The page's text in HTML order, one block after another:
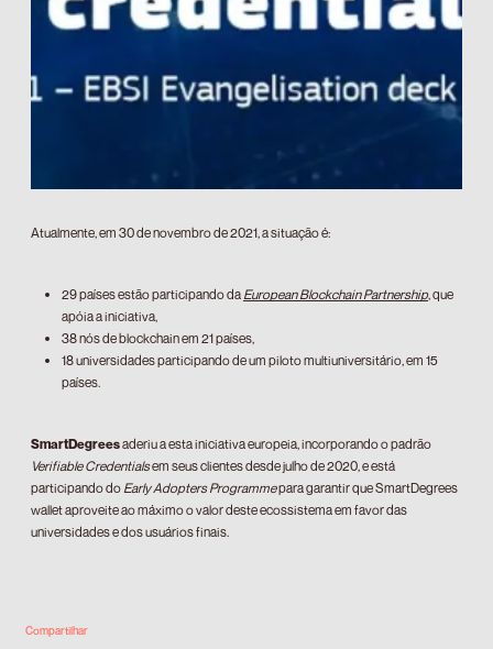
Atualmente, em 30 de novembro de 2021, a situação é:
29 países estão participando da European Blockchain Partnership, que
apóia a iniciativa,
38 nós de blockchain em 21 países,
18 universidades participando de um piloto multiuniversitário, em 15
países.
SmartDegreesaderiu a esta iniciativa europeia, incorporando o padrão
Verifiable Credentialsem seus clientes desde julho de 2020, e está
participando do Early Adopters Programmepara garantir que SmartDegrees
wallet aproveite ao máximo o valor deste ecossistema em favor das
universidades e dos usuários finais.
Compartilhar